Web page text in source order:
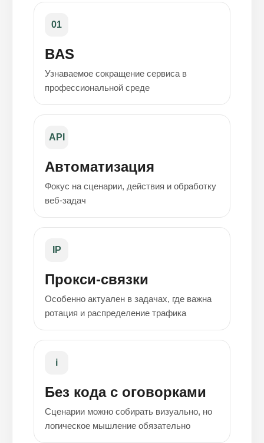
01
BAS
Узнаваемое сокращение сервиса в
профессиональной среде
API
Автоматизация
Фокус на сценарии, действия и обработку
веб-задач
IP
Прокси-связки
Особенно актуален в задачах, где важна
ротация и распределение трафика
i
Без кода с оговорками
Сценарии можно собирать визуально, но
логическое мышление обязательно